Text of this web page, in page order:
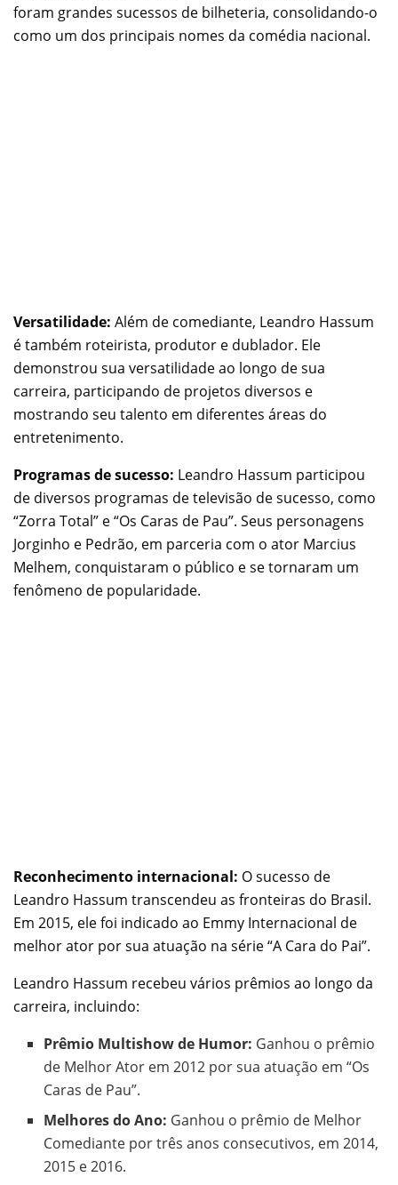
foram grandes sucessos de bilheteria, consolidando-o
como um dos principais nomes da comédia nacional.
Versatilidade: Além de comediante, Leandro Hassum
é também roteirista, produtor e dublador. Ele
demonstrou sua versatilidade ao longo de sua
carreira, participando de projetos diversos e
mostrando seu talento em diferentes áreas do
entretenimento.
Programas de sucesso: Leandro Hassum participou
de diversos programas de televisão de sucesso, como
“Zorra Total” e “Os Caras de Pau”. Seus personagens
Jorginho e Pedrão, em parceria com o ator Marcius
Melhem, conquistaram o público e se tornaram um
fenômeno de popularidade.
Reconhecimento internacional: O sucesso de
Leandro Hassum transcendeu as fronteiras do Brasil.
Em 2015, ele foi indicado ao Emmy Internacional de
melhor ator por sua atuação na série “A Cara do Pai”.
Leandro Hassum recebeu vários prêmios ao longo da
carreira, incluindo:
Prêmio Multishow de Humor: Ganhou o prêmio
de Melhor Ator em 2012 por sua atuação em “Os
Caras de Pau”.
Melhores do Ano: Ganhou o prêmio de Melhor
Comediante por três anos consecutivos, em 2014,
2015 e 2016.